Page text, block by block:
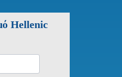
Hellenic